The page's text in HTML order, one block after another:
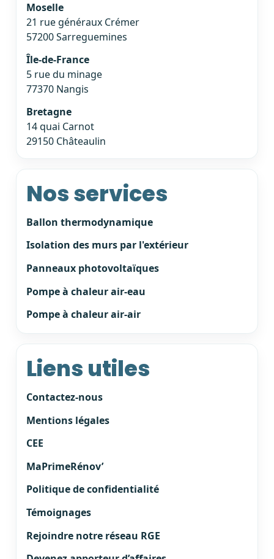
Moselle
21 rue généraux Crémer
57200 Sarreguemines
Île-de-France
5 rue du minage
77370 Nangis
Bretagne
14 quai Carnot
29150 Châteaulin
Nos services
Ballon thermodynamique
Isolation des murs par l'extérieur
Panneaux photovoltaïques
Pompe à chaleur air-eau
Pompe à chaleur air-air
Liens utiles
Contactez-nous
Mentions légales
CEE
MaPrimeRénov’
Politique de confidentialité
Témoignages
Rejoindre notre réseau RGE